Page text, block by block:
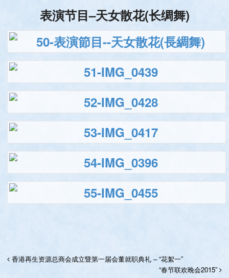
表演节目–天女散花(长绸舞)
香港再生资源总商会成立暨第一届会董就职典礼 – “花絮一”
“春节联欢晚会2015”